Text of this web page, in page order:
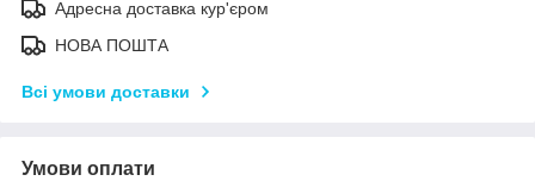
Адресна доставка кур'єром
НОВА ПОШТА
Всі умови доставки
Умови оплати